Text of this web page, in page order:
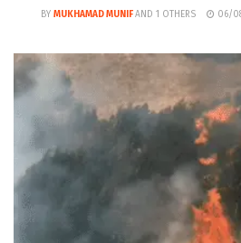
BY MUKHAMAD MUNIF AND 1 OTHERS 06/